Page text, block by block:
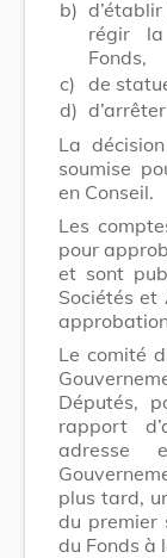
b)
régir la
Fonds,
c) de
d)
La
soumise
en Conseil.
Les
pour
et sont
Sociétés et
Le comité
Députés,
rapport
adresse
plus tard,
du premier
du Fonds à